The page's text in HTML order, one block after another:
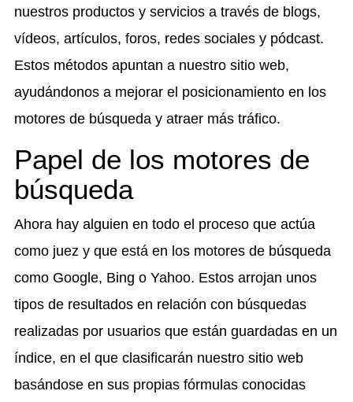
nuestros productos y servicios a través de blogs,
vídeos, artículos, foros, redes sociales y pódcast.
Estos métodos apuntan a nuestro sitio web,
ayudándonos a mejorar el posicionamiento en los
motores de búsqueda y atraer más tráfico.
Papel de los motores de
búsqueda
Ahora hay alguien en todo el proceso que actúa
como juez y que está en los motores de búsqueda
como Google, Bing o Yahoo. Estos arrojan unos
tipos de resultados en relación con búsquedas
realizadas por usuarios que están guardadas en un
índice, en el que clasificarán nuestro sitio web
basándose en sus propias fórmulas conocidas